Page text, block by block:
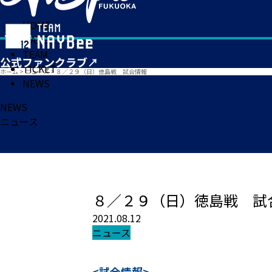
HOME
MATCH
TEAM
TICKET
NEWS
ホーム > ニュース> ８／２９（日）徳島戦 試合情報
NEWS
ニュース
８／２９（日）徳島戦 試
2021.08.12
ニュース